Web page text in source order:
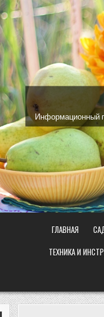
Информационный
ГЛАВНАЯ
ТЕХНИКА И